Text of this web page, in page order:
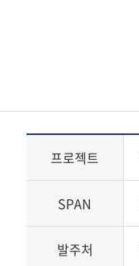
프로젝트
SPAN
발주처